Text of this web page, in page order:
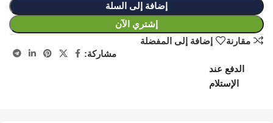
إضافة إلى السلة
إشتري الآن
مقارنة
إضافة إلى المفضلة
مشاركة:
الدفع عند
الإستلام